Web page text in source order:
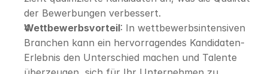
der Bewerbungen verbessert.
Wettbewerbsvorteil: In wettbewerbsintensiven
Branchen kann ein hervorragendes Kandidaten-
Erlebnis den Unterschied machen und Talente